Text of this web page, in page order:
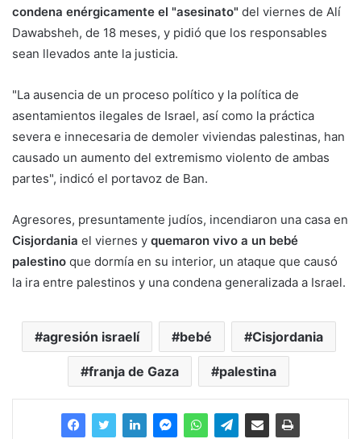
condena enérgicamente el "asesinato" del viernes de Alí
Dawabsheh, de 18 meses, y pidió que los responsables
sean llevados ante la justicia.
"La ausencia de un proceso político y la política de
asentamientos ilegales de Israel, así como la práctica
severa e innecesaria de demoler viviendas palestinas, han
causado un aumento del extremismo violento de ambas
partes", indicó el portavoz de Ban.
Agresores, presuntamente judíos, incendiaron una casa en
Cisjordania el viernes y quemaron vivo a un bebé
palestino que dormía en su interior, un ataque que causó
la ira entre palestinos y una condena generalizada a Israel.
agresión israelí bebé Cisjordania
franja de Gaza palestina